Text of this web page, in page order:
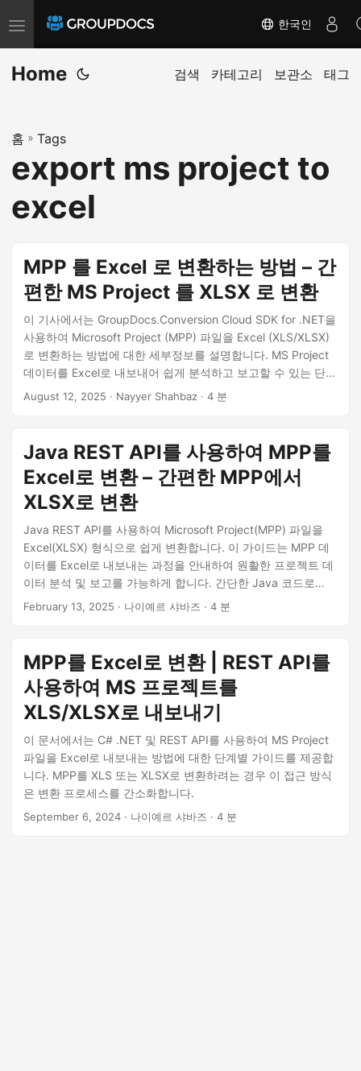
T
o
g
e
n
a
v
o
n
한국인
Home 검색 카테고리 보관소 태그
홈 » Tags
export ms project to
excel
MPP 를 Excel 로 변환하는 방법 – 간
편한 MS Project 를 XLSX 로 변환
이 기사에서는 GroupDocs.Conversion Cloud SDK for .NET을
사용하여 Microsoft Project (MPP) 파일을 Excel (XLS/XLSX)
로 변환하는 방법에 대한 세부정보를 설명합니다. MS Project
데이터를 Excel로 내보내어 쉽게 분석하고 보고할 수 있는 단계
별 가이드입니다.
August 12, 2025 · Nayyer Shahbaz · 4 분
Java REST API를 사용하여 MPP를
Excel로 변환 – 간편한 MPP에서
XLSX로 변환
Java REST API를 사용하여 Microsoft Project(MPP) 파일을
Excel(XLSX) 형식으로 쉽게 변환합니다. 이 가이드는 MPP 데
이터를 Excel로 내보내는 과정을 안내하여 원활한 프로젝트 데
이터 분석 및 보고를 가능하게 합니다. 간단한 Java 코드로
MPP에서 Excel로 변환하는 방법을 알아보고 프로젝트 관리 워
February 13, 2025 · 나이예르 샤바즈 · 4 분
MPP를 Excel로 변환 | REST API를
사용하여 MS 프로젝트를
XLS/XLSX로 내보내기
이 문서에서는 C# .NET 및 REST API를 사용하여 MS Project
파일을 Excel로 내보내는 방법에 대한 단계별 가이드를 제공합
니다. MPP를 XLS 또는 XLSX로 변환하려는 경우 이 접근 방식
은 변환 프로세스를 간소화합니다.
September 6, 2024 · 나이예르 샤바즈 · 4 분